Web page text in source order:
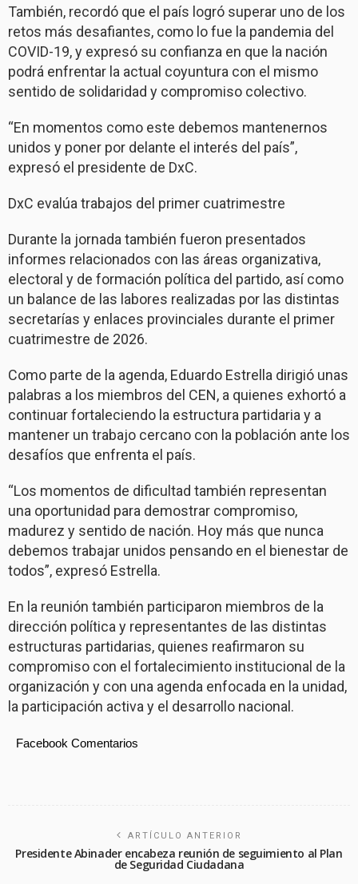
También, recordó que el país logró superar uno de los
retos más desafiantes, como lo fue la pandemia del
COVID-19, y expresó su confianza en que la nación
podrá enfrentar la actual coyuntura con el mismo
sentido de solidaridad y compromiso colectivo.
“En momentos como este debemos mantenernos
unidos y poner por delante el interés del país”,
expresó el presidente de DxC.
DxC evalúa trabajos del primer cuatrimestre
Durante la jornada también fueron presentados
informes relacionados con las áreas organizativa,
electoral y de formación política del partido, así como
un balance de las labores realizadas por las distintas
secretarías y enlaces provinciales durante el primer
cuatrimestre de 2026.
Como parte de la agenda, Eduardo Estrella dirigió unas
palabras a los miembros del CEN, a quienes exhortó a
continuar fortaleciendo la estructura partidaria y a
mantener un trabajo cercano con la población ante los
desafíos que enfrenta el país.
“Los momentos de dificultad también representan
una oportunidad para demostrar compromiso,
madurez y sentido de nación. Hoy más que nunca
debemos trabajar unidos pensando en el bienestar de
todos”, expresó Estrella.
En la reunión también participaron miembros de la
dirección política y representantes de las distintas
estructuras partidarias, quienes reafirmaron su
compromiso con el fortalecimiento institucional de la
organización y con una agenda enfocada en la unidad,
la participación activa y el desarrollo nacional.
Facebook Comentarios
ARTÍCULO ANTERIOR
Presidente Abinader encabeza reunión de seguimiento al Plan
de Seguridad Ciudadana